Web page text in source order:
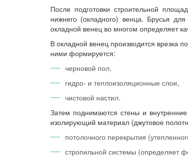
После подготовки строительной
нижнего (окладного) венца. Брусья
окладной венец во многом определяет
В окладной венец производится врезка
ними формируется:
черновой пол,
гидро- и теплоизоляционные слои,
чистовой настил.
Затем поднимаются стены и
изолирующий материал (джутовое
потолочного перекрытия
стропильной системы (определяет